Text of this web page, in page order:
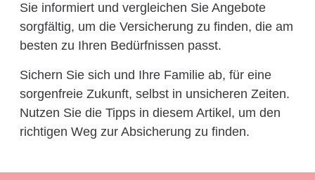
Sie informiert und vergleichen Sie Angebote
sorgfältig, um die Versicherung zu finden, die am
besten zu Ihren Bedürfnissen passt.
Sichern Sie sich und Ihre Familie ab, für eine
sorgenfreie Zukunft, selbst in unsicheren Zeiten.
Nutzen Sie die Tipps in diesem Artikel, um den
richtigen Weg zur Absicherung zu finden.